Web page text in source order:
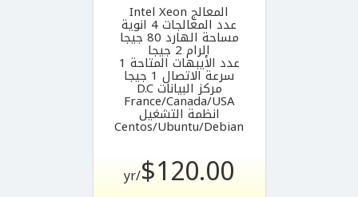
المعالج Intel Xeon
عدد المعالجات 4 انوية
مساحة الهارد 80 جيجا
الرام 2 جيجا
عدد الأيبهات المتاحة 1
سرعة الاتصال 1 جيجا
مركز البيانات D.C
France/Canada/USA
انظمة التشغيل
Centos/Ubuntu/Debian
$120.00
/yr